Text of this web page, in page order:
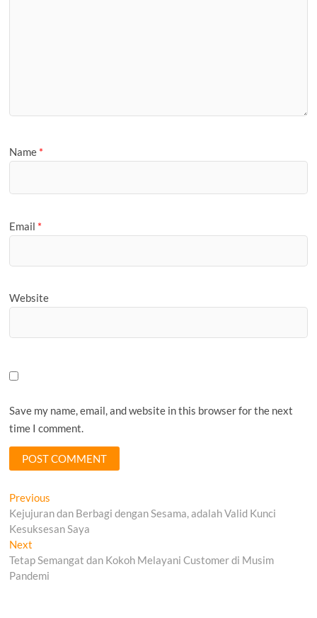
Name *
Email *
Website
Save my name, email, and website in this browser for the next
time I comment.
Post
navigation
Previous
post:
Kejujuran dan Berbagi dengan Sesama, adalah Valid Kunci
Kesuksesan Saya
Next
post:
Tetap Semangat dan Kokoh Melayani Customer di Musim
Pandemi